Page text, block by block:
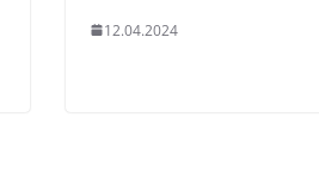
12.04.2024